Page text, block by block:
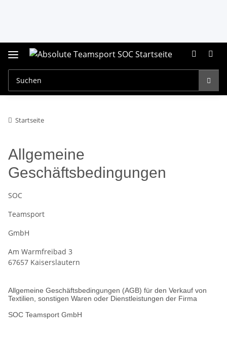
Startseite
Allgemeine
Geschäftsbedingungen
SOC
Teamsport
GmbH
Am Warmfreibad 3
67657 Kaiserslautern
Allgemeine Geschäftsbedingungen (AGB) für den Verkauf von
Textilien, sonstigen Waren oder Dienstleistungen der Firma
SOC Teamsport GmbH